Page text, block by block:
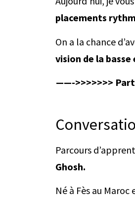
placements
On a la chance
vision de la
——->>>>>>>
Parcours
Ghosh.
Né à Fès au